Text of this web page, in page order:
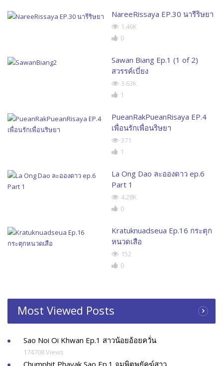
NareeRissaya EP.30 นารีริษยา
1.46K
0
Sawan Biang Ep.1 (1 of 2)
สวรรค์เบี่ยง
3.63K
1
PueanRakPueanRisaya EP.4
เพื่อนรักเพื่อนริษยา
371
1
La Ong Dao ละอองดาว ep.6
Part 1
4.28K
0
Kratuknuadseua Ep.16 กระตุก
หนวดเสือ
152
0
Most Viewed Posts
Sao Noi Oi Khwan Ep.1 สาวน้อยอ้อยควั่น
174708 Views
Chumphit Phayak Sao Ep.1 จุมพิตพยัคฆ์สาว